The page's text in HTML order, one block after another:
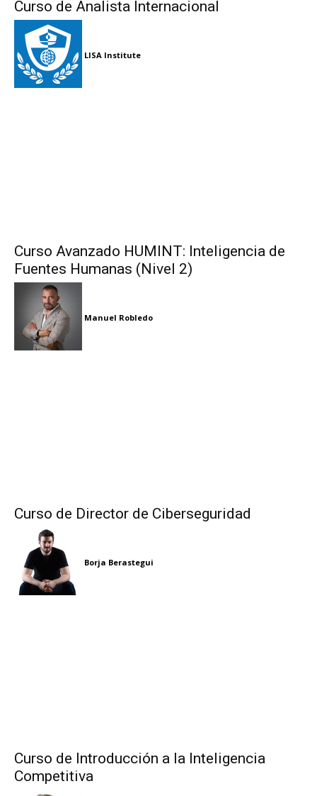
Curso de Analista Internacional
LISA Institute
Curso Avanzado HUMINT: Inteligencia de
Fuentes Humanas (Nivel 2)
Manuel Robledo
Curso de Director de Ciberseguridad
Borja Berastegui
Curso de Introducción a la Inteligencia
Competitiva